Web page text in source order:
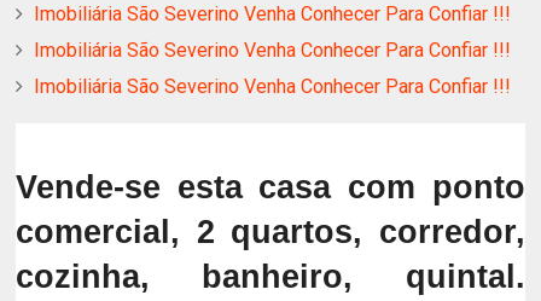
Imobiliária São Severino Venha Conhecer Para Confiar !!!
Imobiliária São Severino Venha Conhecer Para Confiar !!!
Imobiliária São Severino Venha Conhecer Para Confiar !!!
Vende-se esta casa com ponto
comercial, 2 quartos, corredor,
cozinha, banheiro, quintal.